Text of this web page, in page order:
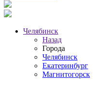
Челябинск
Назад
Города
Челябинск
Екатеринбург
Магнитогорск